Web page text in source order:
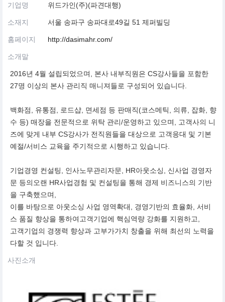
기업명 위드가인(주)(파견대행)
소재지 서울 송파구 송파대로49길 51 제퍼빌딩
홈페이지 http://dasimahr.com/
소개말
2016년 4월 설립되었으며, 본사 내부직원은 CS강사들을 포함한
27명 이상의 본사 관리직 매니져들로 구성되어 있습니다.
백화점, 유통점, 로드샵, 면세점 등 판매직(코스메틱, 의류, 잡화, 향
수 등) 매장을 전문적으로 위탁 관리/운영하고 있으며, 고객사의 니
즈에 맞게 내부 CS강사가 전직원들을 대상으로 고객응대 및 기본
예절/서비스 교육을 주기적으로 시행하고 있습니다.
기업경영 컨설팅, 인사노무관리자문, HR아웃소싱, 신사업 경영자
문 등의오랜 HR사업경험 및 컨설팅을 통해 경제 비즈니스의 기반
을 구축했으며,
이를 바탕으로 아웃소싱 사업 영역확대, 경영기반의 효율화, 서비
스 품질 향상을 통하여고객기업에 핵심역량 강화를 지원하고,
고객기업의 경쟁력 향상과 고부가가치 창출을 위해 최선의 노력을
다할 것 입니다.
사진소개